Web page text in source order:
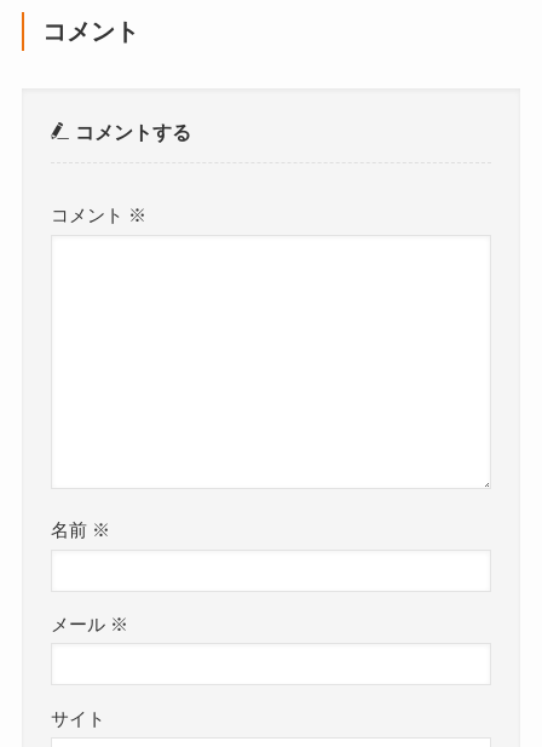
コメント
コメントする
コメント ※
名前 ※
メール ※
サイト